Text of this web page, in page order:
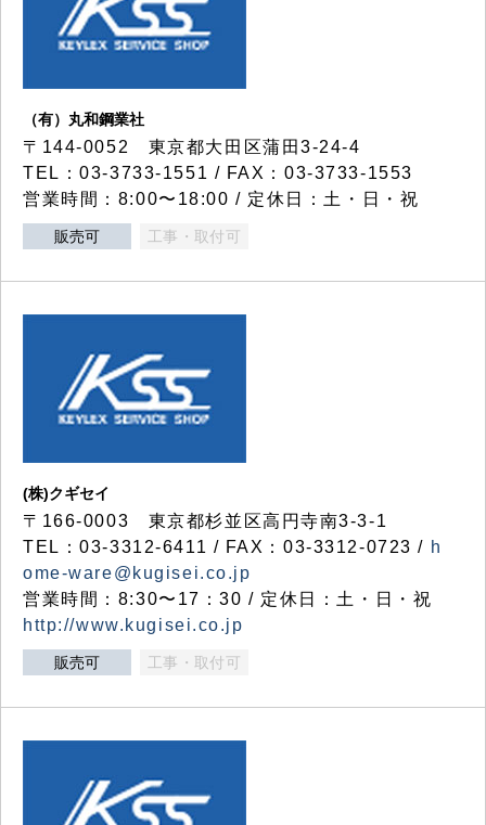
（有）丸和鋼業社
〒144-0052 東京都大田区蒲田3-24-4
TEL：03-3733-1551 / FAX：03-3733-1553
営業時間：8:00〜18:00 / 定休日：土・日・祝
販売可 工事・取付可
(株)クギセイ
〒166-0003 東京都杉並区高円寺南3-3-1
TEL：03-3312-6411 / FAX：03-3312-0723 / h
ome-ware@kugisei.co.jp
営業時間：8:30〜17：30 / 定休日：土・日・祝
http://www.kugisei.co.jp
販売可 工事・取付可